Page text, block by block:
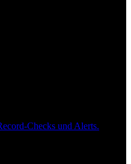
Checks und Alerts.